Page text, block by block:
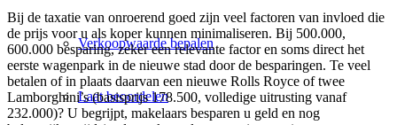
Verkoopwaarde bepalen
Laat beoordelen
Bij de taxatie van onroerend goed zijn veel factoren van invloed die
de prijs voor u als koper kunnen minimaliseren. Bij 500.000,
600.000 besparing, zeker een relevante factor en soms direct het
eerste wagenpark in de nieuwe stad door de besparingen. Te veel
betalen of in plaats daarvan een nieuwe Rolls Royce of twee
Lamborghini’s (basisprijs 178.500, volledige uitrusting vanaf
232.000)? U begrijpt, makelaars besparen u geld en nog